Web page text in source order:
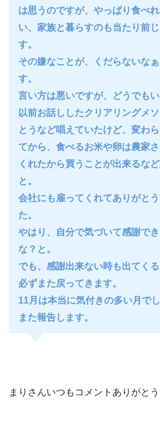
は思うのですが、やっぱり食べ
い、家族と暮らすのも当たり前
す。
その嫌なことが、くだらないな
す。
言い方は悪いですが、どうでもい
以前お話ししたクリアリングメ
とうなど唱えていたけど、変わ
てから、食べるお米や卵は農家
くれたから買うことが出来るな
と。
会社にも雇ってくれてありがと
た。
やはり、自分で気づいて感謝で
な？と。
でも、感謝出来ない時も出てくる
必ずまた戻ってきます。
11月は本当に気付きの多い月でし
また報告します。
まりさんいつもコメントありがと